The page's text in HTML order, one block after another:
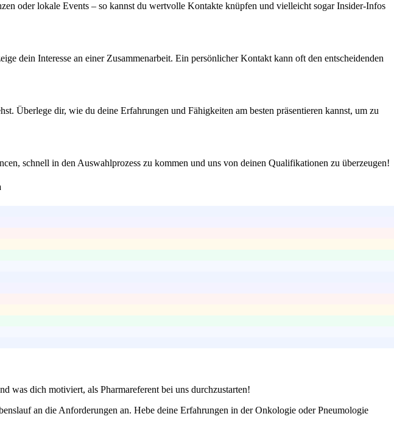
oder lokale Events – so kannst du wertvolle Kontakte knüpfen und vielleicht sogar Insider-Infos
dein Interesse an einer Zusammenarbeit. Ein persönlicher Kontakt kann oft den entscheidenden
Überlege dir, wie du deine Erfahrungen und Fähigkeiten am besten präsentieren kannst, um zu
schnell in den Auswahlprozess zu kommen und uns von deinen Qualifikationen zu überzeugen!
was dich motiviert, als Pharmareferent bei uns durchzustarten!
an die Anforderungen an. Hebe deine Erfahrungen in der Onkologie oder Pneumologie